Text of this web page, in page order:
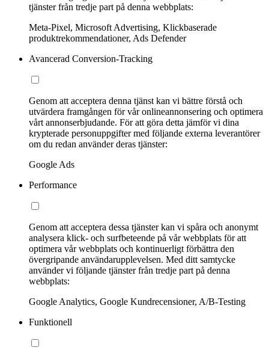
tjänster från tredje part på denna webbplats:
Meta-Pixel, Microsoft Advertising, Klickbaserade
produktrekommendationer, Ads Defender
Avancerad Conversion-Tracking
Genom att acceptera denna tjänst kan vi bättre förstå och
utvärdera framgången för vår onlineannonsering och optimera
vårt annonserbjudande. För att göra detta jämför vi dina
krypterade personuppgifter med följande externa leverantörer
om du redan använder deras tjänster:
Google Ads
Performance
Genom att acceptera dessa tjänster kan vi spåra och anonymt
analysera klick- och surfbeteende på vår webbplats för att
optimera vår webbplats och kontinuerligt förbättra den
övergripande användarupplevelsen. Med ditt samtycke
använder vi följande tjänster från tredje part på denna
webbplats:
Google Analytics, Google Kundrecensioner, A/B-Testing
Funktionell